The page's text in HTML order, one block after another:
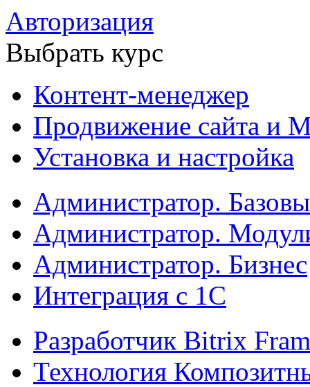
Авторизация
Выбрать курс
Контент-менеджер
Продвижение сайта и
Установка и настройка
Администратор.
Администратор.
Администратор. Бизнес
Интеграция с 1С
Разработчик Bitrix
Технология